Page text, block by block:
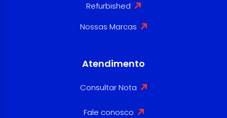
Refurbished
Nossas Marcas
Atendimento
Consultar Nota
Fale conosco